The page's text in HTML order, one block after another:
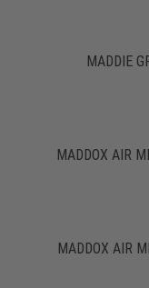
MADDIE
MADDOX AIR
MADDOX AIR